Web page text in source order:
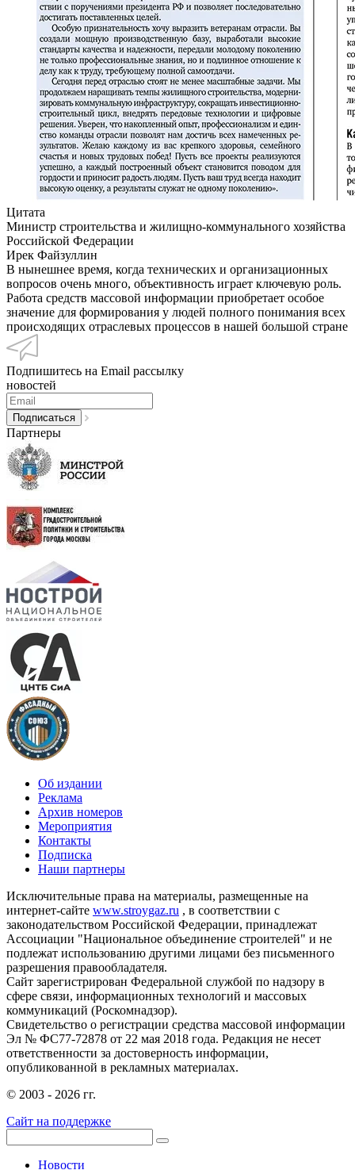
Цитата
Министр строительства и жилищно-коммунального хозяйства
Российской Федерации
Ирек Файзуллин
В нынешнее время, когда технических и организационных
вопросов очень много, объективность играет ключевую роль.
Работа средств массовой информации приобретает особое
значение для формирования у людей полного понимания всех
происходящих отраслевых процессов в нашей большой стране
Подпишитесь на Email рассылку
новостей
Партнеры
Об издании
Реклама
Архив номеров
Мероприятия
Контакты
Подписка
Наши партнеры
Исключительные права на материалы, размещенные на
интернет-сайте www.stroygaz.ru , в соответствии с
законодательством Российской Федерации, принадлежат
Ассоциации "Национальное объединение строителей" и не
подлежат использованию другими лицами без письменного
разрешения правообладателя.
Сайт зарегистрирован Федеральной службой по надзору в
сфере связи, информационных технологий и массовых
коммуникаций (Роскомнадзор).
Свидетельство о регистрации средства массовой информации
Эл № ФС77-72878 от 22 мая 2018 года. Редакция не несет
ответственности за достоверность информации,
опубликованной в рекламных материалах.
© 2003 - 2026 гг.
Сайт на поддержке
Новости